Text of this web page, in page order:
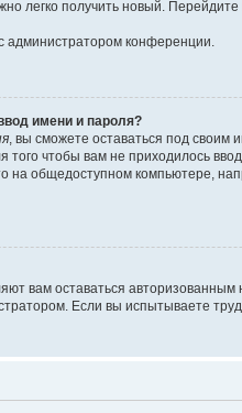
легко получить новый.
администратором конференции.
имени и пароля?
, вы сможете оставаться под
того чтобы вам не приходилось
общедоступном компьютере,
вам оставаться
Если вы испытываете